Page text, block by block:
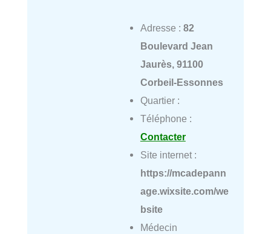
Adresse : 82
Boulevard Jean
Jaurès, 91100
Corbeil-Essonnes
Quartier :
Téléphone :
Contacter
Site internet :
https://mcadepann
age.wixsite.com/we
bsite
Médecin